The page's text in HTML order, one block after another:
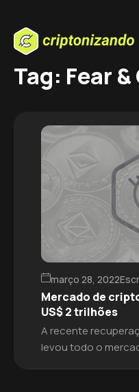
Tag: Fear &
março 28, 2022
Mercado de
US$ 2 trilhões
A recente
levou todo o